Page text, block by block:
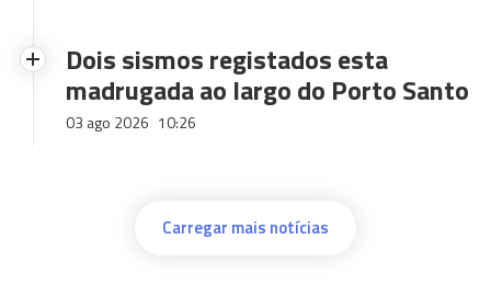
Dois sismos registados esta
madrugada ao largo do Porto Santo
03 ago 2026 10:26
Carregar mais notícias